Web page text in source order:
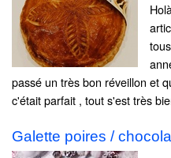
passé un très bon réveillon et
c'était parfait , tout s'est très
Galette poires /